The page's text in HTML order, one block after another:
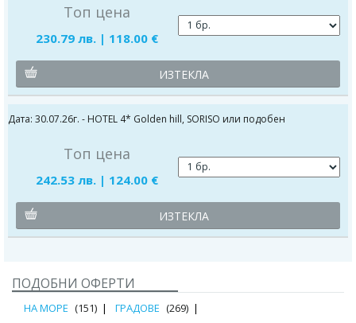
Топ цена
230.79 лв. | 118.00 €
ИЗТЕКЛА
Дата: 30.07.26г. - HOTEL 4* Golden hill, SORISO или подобен
Топ цена
242.53 лв. | 124.00 €
ИЗТЕКЛА
ПОДОБНИ ОФЕРТИ
НА МОРЕ (151) ГРАДОВЕ (269)